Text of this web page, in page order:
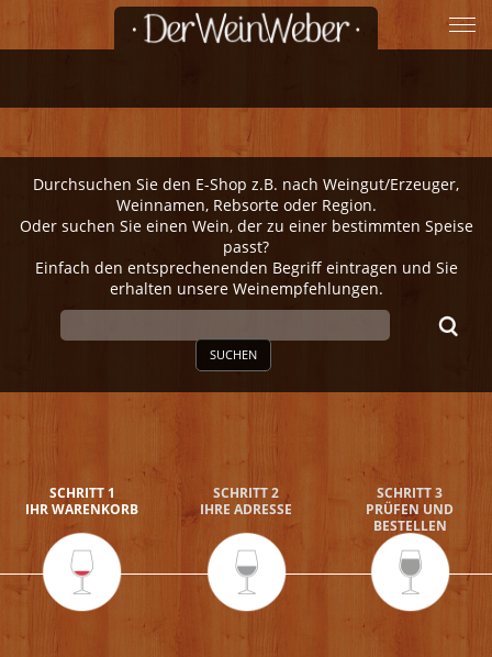
Durchsuchen Sie den E-Shop z.B. nach Weingut/Erzeuger,
Weinnamen, Rebsorte oder Region.
Oder suchen Sie einen Wein, der zu einer bestimmten Speise
passt?
Einfach den entsprechenenden Begriff eintragen und Sie
erhalten unsere Weinempfehlungen.
SUCHEN
SCHRITT 1
IHR WARENKORB
SCHRITT 2
IHRE ADRESSE
SCHRITT 3
PRÜFEN UND
BESTELLEN